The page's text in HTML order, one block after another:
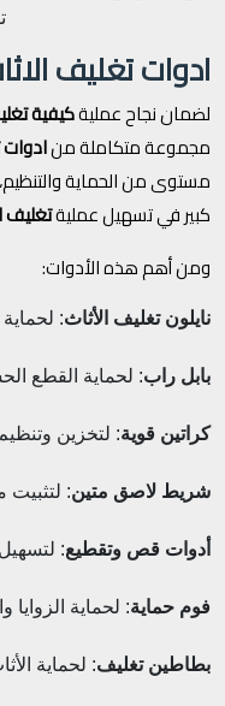
ادوات تغليف
لضمان نجاح عمليةكيفية
مجموعة متكاملة من
مستوى من الحماية
كبير في تسهيل عملية
ومن أهم هذه الأدوات:
نايلون تغليف الأثاث:
بابل راب: لحماية القطع
كراتين قوية: لتخزين
شريط لاصق متين: لتثبيت
أدوات قص وتقطيع:
فوم حماية: لحماية الزوايا
بطاطين تغليف: لحماية